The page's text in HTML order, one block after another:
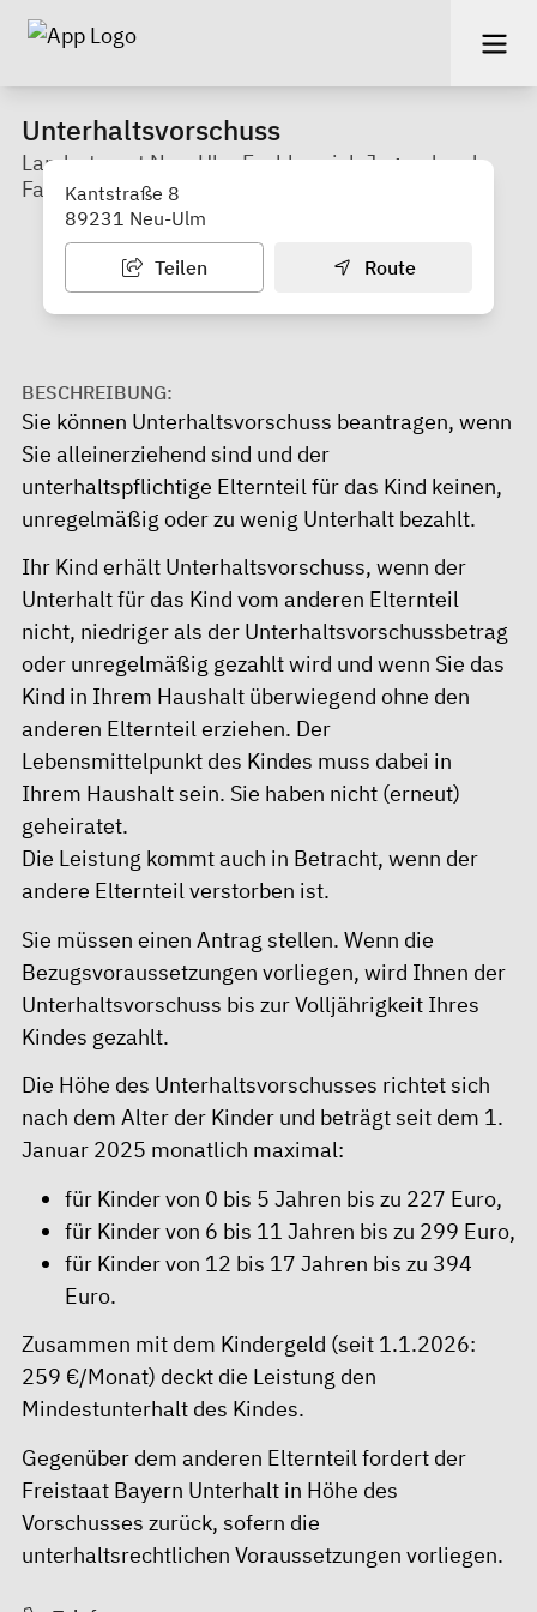
Unterhaltsvorschuss
Landratsamt Neu-Ulm Fachbereich Jugend und
FamilieKantstraße 8
89231 Neu-Ulm
Teilen Route
BESCHREIBUNG:
Sie können Unterhaltsvorschuss beantragen, wenn
Sie alleinerziehend sind und der
unterhaltspflichtige Elternteil für das Kind keinen,
unregelmäßig oder zu wenig Unterhalt bezahlt.
Ihr Kind erhält Unterhaltsvorschuss, wenn der
Unterhalt für das Kind vom anderen Elternteil
nicht, niedriger als der Unterhaltsvorschussbetrag
oder unregelmäßig gezahlt wird und wenn Sie das
Kind in Ihrem Haushalt überwiegend ohne den
anderen Elternteil erziehen. Der
Lebensmittelpunkt des Kindes muss dabei in
Ihrem Haushalt sein. Sie haben nicht (erneut)
geheiratet.
Die Leistung kommt auch in Betracht, wenn der
andere Elternteil verstorben ist.
Sie müssen einen Antrag stellen. Wenn die
Bezugsvoraussetzungen vorliegen, wird Ihnen der
Unterhaltsvorschuss bis zur Volljährigkeit Ihres
Kindes gezahlt.
Die Höhe des Unterhaltsvorschusses richtet sich
nach dem Alter der Kinder und beträgt seit dem 1.
Januar 2025 monatlich maximal:
für Kinder von 0 bis 5 Jahren bis zu 227 Euro,
für Kinder von 6 bis 11 Jahren bis zu 299 Euro,
für Kinder von 12 bis 17 Jahren bis zu 394
Euro.
Zusammen mit dem Kindergeld (seit 1.1.2026:
259 €/Monat) deckt die Leistung den
Mindestunterhalt des Kindes.
Gegenüber dem anderen Elternteil fordert der
Freistaat Bayern Unterhalt in Höhe des
Vorschusses zurück, sofern die
unterhaltsrechtlichen Voraussetzungen vorliegen.